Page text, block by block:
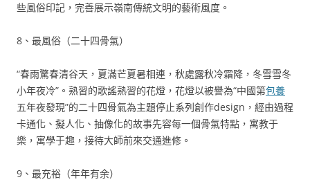
些風俗印記，完善展示嶺南傳統文明的藝術風度。
8、最風俗（二十四骨氣）
“春雨驚春清谷天，夏滿芒夏暑相連，秋處露秋冷霜降，冬雪雪冬
小年夜冷”。熟習的歌謠熟習的花燈，花燈以被譽為“中國第包養
五年夜發現”的二十四骨氣為主題停止系列創作design，經由過程
卡通化、擬人化、抽像化的故事先容每一個骨氣特點，寓教于
樂，寓學于趣，接待大師前來交通進修。
9、最充裕（年年有余）